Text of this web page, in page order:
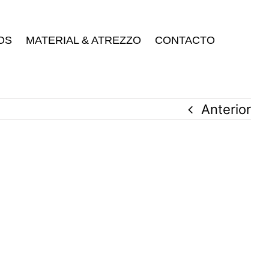
MATERIAL & ATREZZO CONTACTO
Anterior